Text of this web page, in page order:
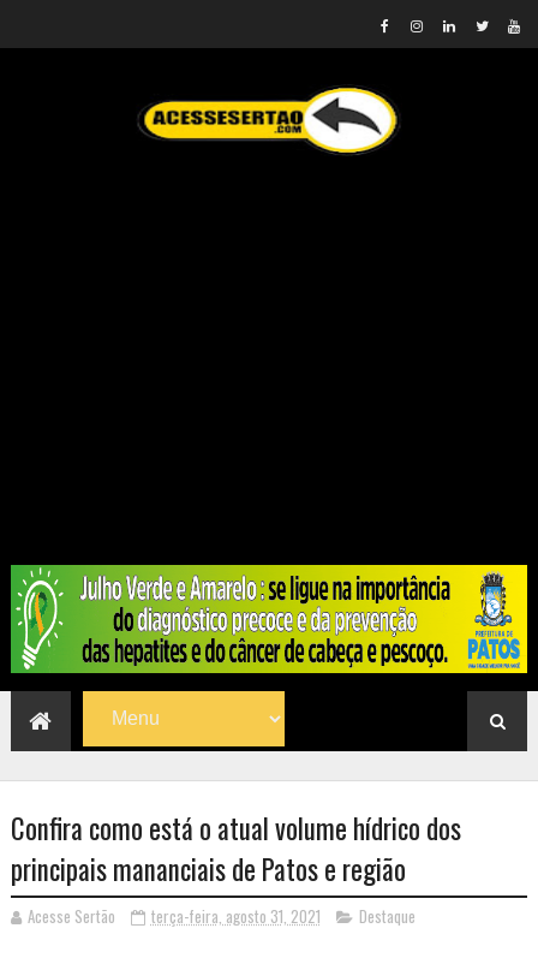
Confira como está o atual volume hídrico dos
principais mananciais de Patos e região
Acesse Sertão terça-feira, agosto 31, 2021 Destaque